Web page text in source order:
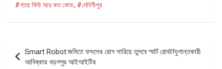
#গাছে কিউ আর কত কোড, #মেদিনীপুর
navigation
Smart Robot:জমিতে ফসলের রোগ সারিয়ে তুলবে স্মার্ট রোবট!যুগান্তকারী
আবিষ্কার খড়গপুর আইআইটির